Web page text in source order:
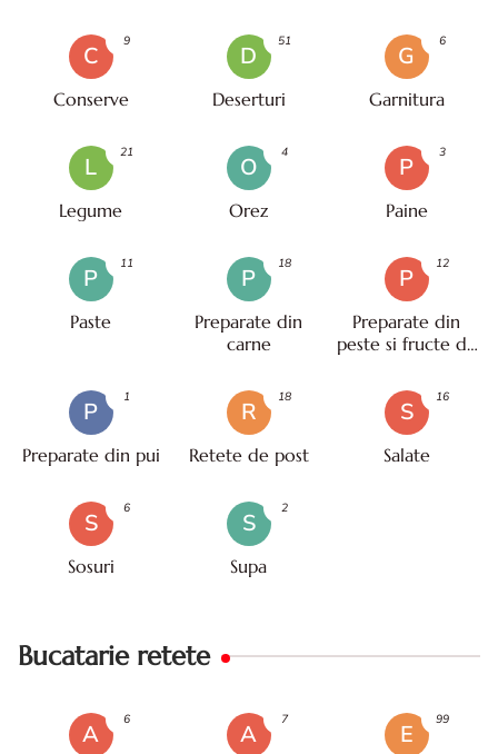
C
Conserve
9
D
Deserturi
51
G
Garnitura
6
L
Legume
21
O
Orez
4
P
Paine
3
P
Paste
11
P
Preparate din
carne
18
P
Preparate din
peste si fructe de
12
P
Preparate din pui
1
R
Retete de post
18
S
Salate
16
S
Sosuri
6
S
Supa
2
Bucatarie retete
A
6
A
7
E
99